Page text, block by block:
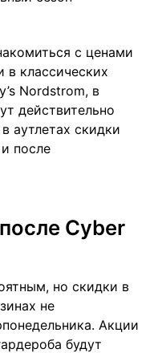
с ценами
в классических
Nordstrom, в
действительно
аутлетах скидки
после
Cyber
но скидки в
не
Акции
будут